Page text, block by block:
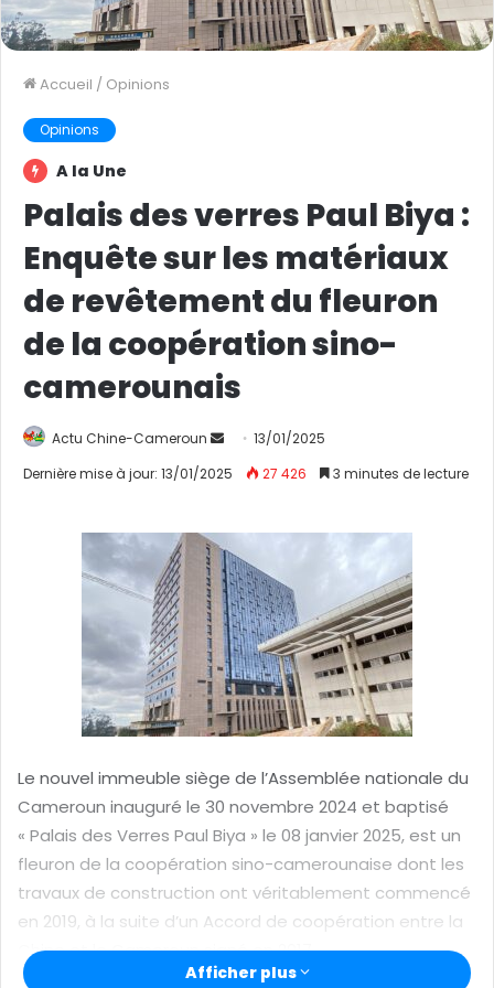
Accueil / Opinions
Opinions
A la Une
Palais des verres Paul Biya :
Enquête sur les matériaux
de revêtement du fleuron
de la coopération sino-
camerounais
Actu Chine-Cameroun
n
e
r
u
n
c
o
u
r
e
l
13/01/2025
Dernière mise à jour: 13/01/2025
27 426 3 minutes de lecture
Le nouvel immeuble siège de l’Assemblée nationale du
Cameroun inauguré le 30 novembre 2024 et baptisé
« Palais des Verres Paul Biya » le 08 janvier 2025, est un
fleuron de la coopération sino-camerounaise dont les
travaux de construction ont véritablement commencé
en 2019, à la suite d’un Accord de coopération entre la
Chine et le Cameroun signé en 2017.
Afficher plus